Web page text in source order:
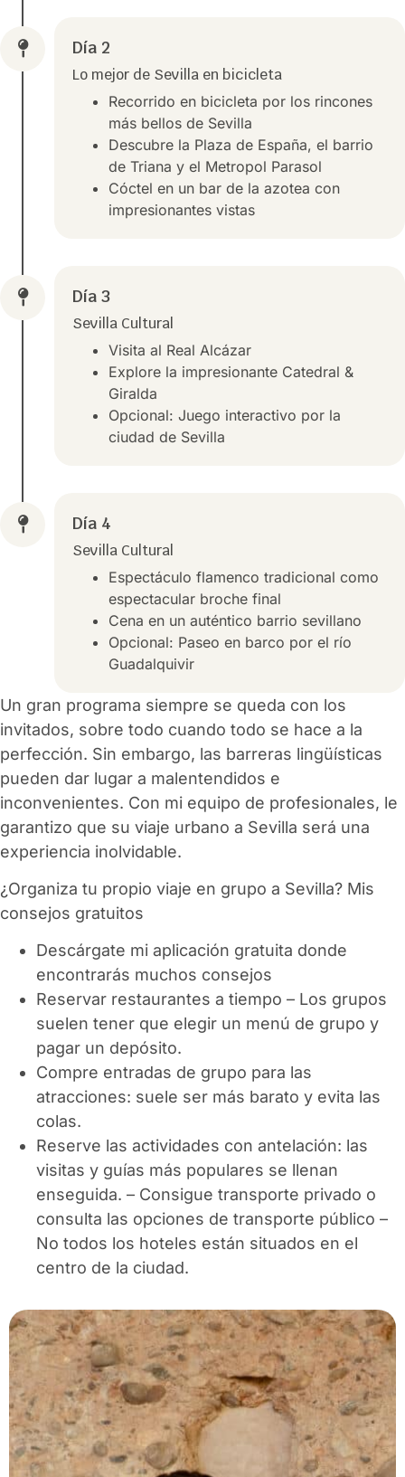
Día 2
Lo mejor de Sevilla en bicicleta
Recorrido en bicicleta por los rincones
más bellos de Sevilla
Descubre la Plaza de España, el barrio
de Triana y el Metropol Parasol
Cóctel en un bar de la azotea con
impresionantes vistas
Día 3
Sevilla Cultural
Visita al Real Alcázar
Explore la impresionante Catedral &
Giralda
Opcional: Juego interactivo por la
ciudad de Sevilla
Día 4
Sevilla Cultural
Espectáculo flamenco tradicional como
espectacular broche final
Cena en un auténtico barrio sevillano
Opcional: Paseo en barco por el río
Guadalquivir
Un gran programa siempre se queda con los
invitados, sobre todo cuando todo se hace a la
perfección. Sin embargo, las barreras lingüísticas
pueden dar lugar a malentendidos e
inconvenientes. Con mi equipo de profesionales, le
garantizo que su viaje urbano a Sevilla será una
experiencia inolvidable.
¿Organiza tu propio viaje en grupo a Sevilla? Mis
consejos gratuitos
Descárgate mi aplicación gratuita donde
encontrarás muchos consejos
Reservar restaurantes a tiempo – Los grupos
suelen tener que elegir un menú de grupo y
pagar un depósito.
Compre entradas de grupo para las
atracciones: suele ser más barato y evita las
colas.
Reserve las actividades con antelación: las
visitas y guías más populares se llenan
enseguida. – Consigue transporte privado o
consulta las opciones de transporte público –
No todos los hoteles están situados en el
centro de la ciudad.